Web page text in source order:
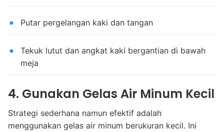
Putar pergelangan kaki dan tangan
Tekuk lutut dan angkat kaki bergantian di bawah
meja
4. Gunakan Gelas Air Minum Kecil
Strategi sederhana namun efektif adalah
menggunakan gelas air minum berukuran kecil. Ini